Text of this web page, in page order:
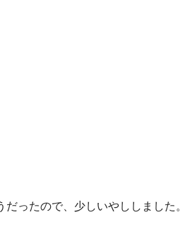
ったので、少しいやししました。